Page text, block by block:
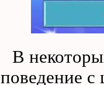
В
поведение с